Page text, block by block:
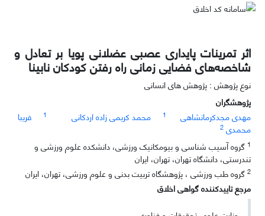
اثر تمرینات پایداری عصبی عضلانی پویا بر تعادل و
شاخصه‌های فضایی زمانی راه رفتن کودکان نابینا
نوع پژوهش : پژوهش های انسانی
پژوهشگران
مهدی مجدکرمانشاهی
1 محمد کریمی زاده اردکانی 1
فریبا
محمدی 2
1 گروه آسیب شناسی و بیومکانیک ورزشی، دانشکده علوم ورزشی و
تندرستی، دانشگاه تهران، تهران، ایران
2 گروه طب ورزشی ، پژوهشگاه تربیت بدنی و علوم ورزشی، تهران، ایران
مرجع تاییدکننده گواهی اخلاق